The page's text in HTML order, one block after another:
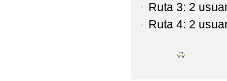
Ruta 3: 2
Ruta 4: 2